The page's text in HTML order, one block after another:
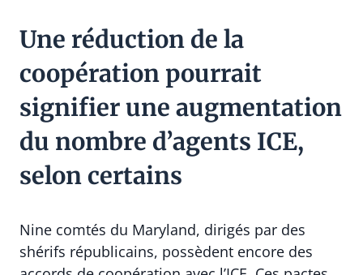
Une réduction de la
coopération pourrait
signifier une augmentation
du nombre d’agents ICE,
selon certains
Nine comtés du Maryland, dirigés par des
shérifs républicains, possèdent encore des